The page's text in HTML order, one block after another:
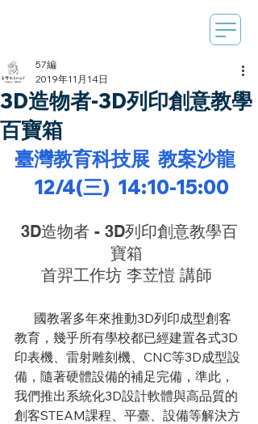
3D造物者-3D列印創意教學
百寶箱
57編
2019年11月14日
臺灣教育科技展  教案沙龍
  12/4(三)  14:10-15:00
3D造物者 - 3D列印創意教學百
寶箱
首羿工作坊 李苙愷 講師
教育，幾乎所有學校都已經建置各式3D
印表機、雷射雕刻機、CNC等3D成型設
備，隨著硬體設備的補足完備，準此，
我們推出系統化3D設計軟體與高品質的
創客STEAM課程、平臺、設備等解決方